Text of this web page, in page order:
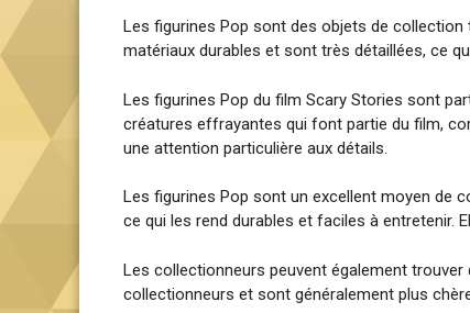
Les figurines Pop sont des objets de
matériaux durables et sont très détaillées, ce
Les figurines Pop du film Scary Stories sont
créatures effrayantes qui font partie du film,
une attention particulière aux détails.
Les figurines Pop sont un excellent moyen de
ce qui les rend durables et faciles à entretenir.
Les collectionneurs peuvent également
collectionneurs et sont généralement plus